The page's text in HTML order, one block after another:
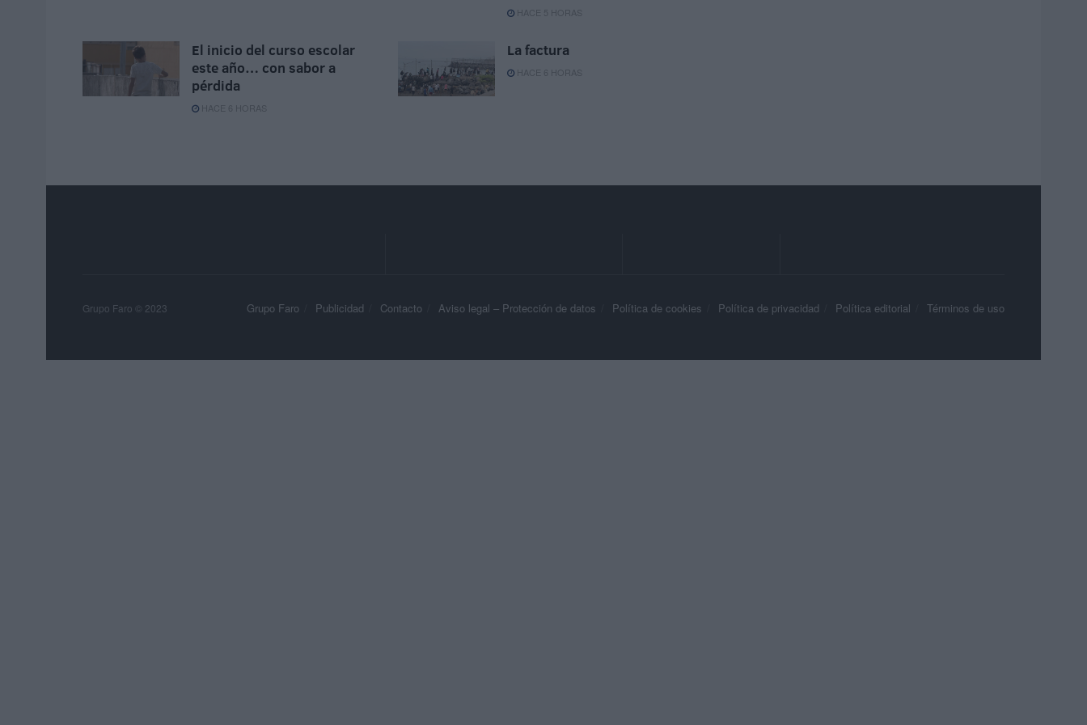
HACE 5 HORAS
El inicio del curso escolar
este año… con sabor a
pérdida
HACE 6 HORAS
La factura
HACE 6 HORAS
Grupo Faro Publicidad Contacto Aviso legal – Protección de datos Política de cookies Política de privacidad Política editorial Términos de uso
Grupo Faro © 2023